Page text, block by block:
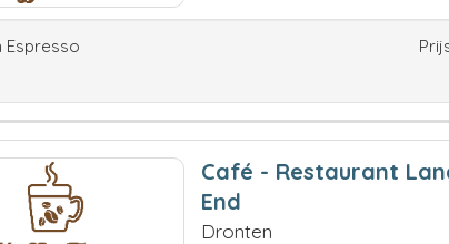
Espresso
Café - Restaurant
End
Dronten